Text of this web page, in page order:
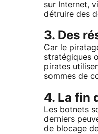
sur Internet,
détruire des
3. Des
Car le
stratégiques
pirates
sommes de
4. La fin
Les botnets
derniers
de blocage